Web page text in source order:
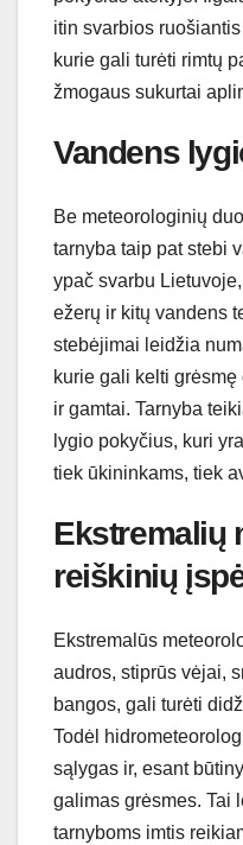
itin svarbios
kurie gali turėti rimtų
žmogaus sukurtai
Vandens
Be meteorologinių
tarnyba taip pat stebi
ypač svarbu
ežerų ir kitų vandens
stebėjimai leidžia
kurie gali kelti
ir gamtai. Tarnyba
lygio pokyčius, kuri
tiek ūkininkams, tiek
Ekstremalių
reiškinių
Ekstremalūs
audros, stiprūs vėjai,
bangos, gali turėti
Todėl
sąlygas ir, esant
galimas grėsmes. Tai
tarnyboms imtis